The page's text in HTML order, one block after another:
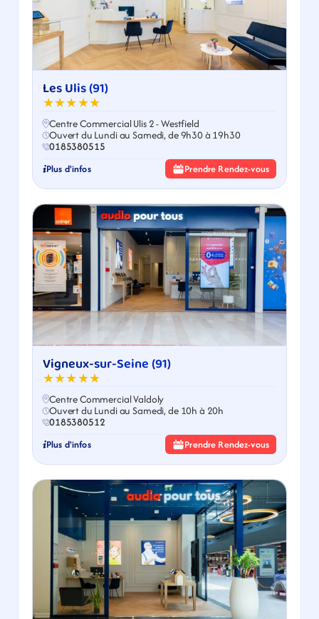
Les Ulis (91)
★★★★★
Centre Commercial Ulis 2 - Westfield
Ouvert du Lundi au Samedi, de 9h30 à 19h30
0185380515
Plus d'infos Prendre Rendez-vous
Vigneux-sur-Seine (91)
★★★★★
Centre Commercial Valdoly
Ouvert du Lundi au Samedi, de 10h à 20h
0185380512
Plus d'infos Prendre Rendez-vous